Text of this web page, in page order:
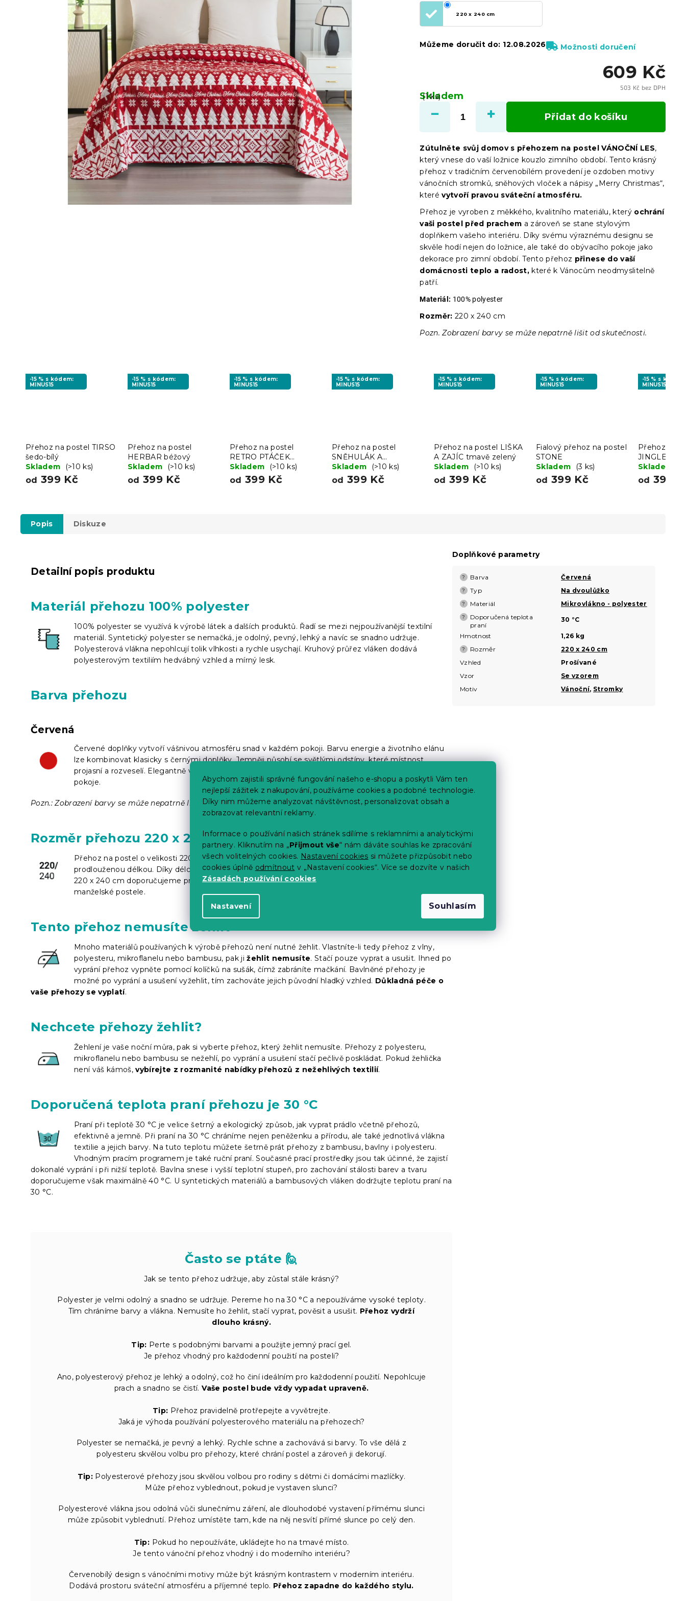
Abychom zajistili správné fungování našeho e-shopu a poskytli Vám ten
nejlepší zážitek z nakupování, používáme cookies a podobné technologie.
Díky nim můžeme analyzovat návštěvnost, personalizovat obsah a
zobrazovat relevantní reklamy.
Informace o používání našich stránek sdílíme s reklamními a analytickými
partnery. Kliknutím na „Přijmout vše“ nám dáváte souhlas ke zpracování
všech volitelných cookies. Nastavení cookies si můžete přizpůsobit nebo
cookies úplně odmítnout v „Nastavení cookies“. Více se dozvíte v našich
Zásadách používání cookies
Nastavení Souhlasím
609 Kč
503 Kč bez DPH
cena:
Skladem
(1 ks)
220 x 240 cm
Můžeme doručit do: 12.08.2026 Možnosti doručení
Přidat do košíku
Zútulněte svůj domov s přehozem na postel VÁNOČNÍ LES,
který vnese do vaší ložnice kouzlo zimního období. Tento krásný
přehoz v tradičním červenobílém provedení je ozdoben motivy
vánočních stromků, sněhových vloček a nápisy „Merry Christmas“,
které vytvoří pravou sváteční atmosféru.
Přehoz je vyroben z měkkého, kvalitního materiálu, který ochrání
vaši postel před prachem a zároveň se stane stylovým
doplňkem vašeho interiéru. Díky svému výraznému designu se
skvěle hodí nejen do ložnice, ale také do obývacího pokoje jako
dekorace pro zimní období. Tento přehoz přinese do vaší
domácnosti teplo a radost, které k Vánocům neodmyslitelně
patří.
Materiál: 100% polyester
Rozměr: 220 x 240 cm
Pozn. Zobrazení barvy se může nepatrně lišit od skutečnosti.
-15 % s kódem:
MINUS15
Přehoz na postel TIRSO
šedo-bílý
Skladem
(>10 ks)
od 399 Kč
-15 % s kódem:
MINUS15
Přehoz na postel
HERBAR béžový
Skladem
(>10 ks)
od 399 Kč
-15 % s kódem:
MINUS15
Přehoz na postel
RETRO PTÁČEK
barevný
Skladem (>10 ks)
od 399 Kč
-15 % s kódem:
MINUS15
Přehoz na postel
SNĚHULÁK A
PERNÍČEK, zelený
Skladem (>10 ks)
od 399 Kč
-15 % s kódem:
MINUS15
Přehoz na postel LIŠKA
A ZAJÍC tmavě zelený
Skladem
(>10 ks)
od 399 Kč
-15 % s kódem:
MINUS15
Fialový přehoz na postel
STONE
Skladem
(3 ks)
od 399 Kč
-15 % s kódem:
MINUS15
Přehoz na
JINGLE, bílý
Skladem
od 399
Popis Diskuze
Detailní popis produktu
Materiál přehozu 100% polyester
100% polyester se využívá k výrobě látek a dalších produktů. Řadí se mezi nejpoužívanější textilní
materiál. Syntetický polyester se nemačká, je odolný, pevný, lehký a navíc se snadno udržuje.
Polyesterová vlákna nepohlcují tolik vlhkosti a rychle usychají. Kruhový průřez vláken dodává
polyesterovým textiliím hedvábný vzhled a mírný lesk.
Barva přehozu
Červená
Červené doplňky vytvoří vášnivou atmosféru snad v každém pokoji. Barvu energie a životního elánu
lze kombinovat klasicky s černými doplňky. Jemněji působí se světlými odstíny, které místnost
projasní a rozveselí. Elegantně vypadá kombinace červené deky a šedých elementů v interiéru celého
pokoje.
Pozn.: Zobrazení barvy se může nepatrně lišit od skutečnosti.
Rozměr přehozu 220 x 240 cm
Přehoz na postel o velikosti 220 x 240 cm je určený především pro dvoulůžkové postele i postele s
prodlouženou délkou. Díky délce 240 cm zastelete polštáře i přikrývky bez větších problémů. Rozměr
220 x 240 cm doporučujeme pro postele o velikosti 140/160/180/200 x 200 cm, tedy klasické
manželské postele.
Tento přehoz nemusíte žehlit
Mnoho materiálů používaných k výrobě přehozů není nutné žehlit. Vlastníte-li tedy přehoz z vlny,
polyesteru, mikroflanelu nebo bambusu, pak jižehlit nemusíte. Stačí pouze vyprat a usušit. Ihned po
vyprání přehoz vypněte pomocí kolíčků na sušák, čímž zabráníte mačkání. Bavlněné přehozy je
možné po vyprání a usušení vyžehlit, tím zachováte jejich původní hladký vzhled. Důkladná péče o
vaše přehozy se vyplatí.
Nechcete přehozy žehlit?
Žehlení je vaše noční můra, pak si vyberte přehoz, který žehlit nemusíte. Přehozy z polyesteru,
mikroflanelu nebo bambusu se nežehlí, po vyprání a usušení stačí pečlivě poskládat. Pokud žehlička
není váš kámoš,vybírejte z rozmanité nabídky přehozů z nežehlivých textilií.
Doporučená teplota praní přehozu je 30 °C
Praní při teplotě 30 °C je velice šetrný a ekologický způsob, jak vyprat prádlo včetně přehozů,
efektivně a jemně. Při praní na 30 °C chráníme nejen peněženku a přírodu, ale také jednotlivá vlákna
textilie a jejich barvy. Na tuto teplotu můžete šetrně prát přehozy z bambusu, bavlny i polyesteru.
Vhodným pracím programem je také ruční praní. Současné prací prostředky jsou tak účinné, že zajistí
dokonalé vyprání i při nižší teplotě. Bavlna snese i vyšší teplotní stupeň, pro zachování stálosti barev a tvaru
doporučujeme však maximálně 40 °C. U syntetických materiálů a bambusových vláken dodržujte teplotu praní na
30 °C.
Často se ptáte 🙋
Jak se tento přehoz udržuje, aby zůstal stále krásný?
Polyester je velmi odolný a snadno se udržuje. Pereme ho na 30 °C a nepoužíváme vysoké teploty.
Tím chráníme barvy a vlákna. Nemusíte ho žehlit, stačí vyprat, pověsit a usušit. Přehoz vydrží
dlouho krásný.
Tip: Perte s podobnými barvami a použijte jemný prací gel.
Je přehoz vhodný pro každodenní použití na posteli?
Ano, polyesterový přehoz je lehký a odolný, což ho činí ideálním pro každodenní použití. Nepohlcuje
prach a snadno se čistí.Vaše postel bude vždy vypadat upraveně.
Tip: Přehoz pravidelně protřepejte a vyvětrejte.
Jaká je výhoda používání polyesterového materiálu na přehozech?
Polyester se nemačká, je pevný a lehký. Rychle schne a zachovává si barvy. To vše dělá z
polyesteru skvělou volbu pro přehozy, které chrání postel a zároveň ji dekorují.
Tip: Polyesterové přehozy jsou skvělou volbou pro rodiny s dětmi či domácími mazlíčky.
Může přehoz vyblednout, pokud je vystaven slunci?
Polyesterové vlákna jsou odolná vůči slunečnímu záření, ale dlouhodobé vystavení přímému slunci
může způsobit vyblednutí. Přehoz umístěte tam, kde na něj nesvítí přímé slunce po celý den.
Tip: Pokud ho nepoužíváte, ukládejte ho na tmavé místo.
Je tento vánoční přehoz vhodný i do moderního interiéru?
Červenobílý design s vánočními motivy může být krásným kontrastem v moderním interiéru.
Dodává prostoru sváteční atmosféru a příjemné teplo. Přehoz zapadne do každého stylu.
Doplňkové parametry
? Barva Červená
? Typ Na dvoulůžko
? Materiál Mikrovlákno - polyester
?
Doporučená teplota
praní
30 °C
Hmotnost 1,26 kg
? Rozměr
220 x 240 cm
Vzhled
Prošívané
Vzor
Se vzorem
Motiv
Vánoční, Stromky